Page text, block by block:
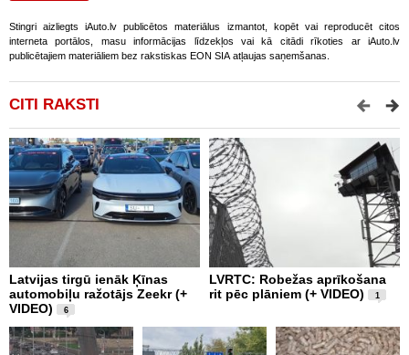
Stingri aizliegts iAuto.lv publicētos materiālus izmantot, kopēt vai reproducēt citos
interneta portālos, masu informācijas līdzekļos vai kā citādi rīkoties ar iAuto.lv
publicētajiem materiāliem bez rakstiskas EON SIA atļaujas saņemšanas.
CITI RAKSTI
Latvijas tirgū ienāk Ķīnas
automobiļu ražotājs Zeekr (+
VIDEO)
6
LVRTC: Robežas aprīkošana
rit pēc plāniem (+ VIDEO)
1